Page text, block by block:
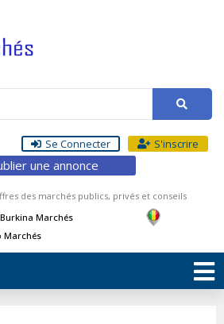
Se Connecter S'inscrire
une annonce
des marchés publics, privés et conseils
Burkina Marchés
Marchés